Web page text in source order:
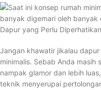
Jangan khawatir jikalau
minimalis. Sebab Anda
nampak glamor dan lebih
teknik menyerupai